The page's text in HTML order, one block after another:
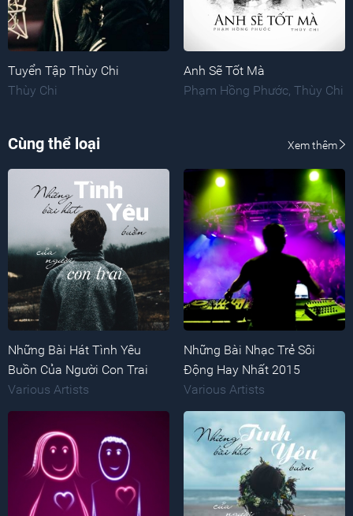
Tuyển Tập Thùy Chi
Thùy Chi
Anh Sẽ Tốt Mà
Phạm Hồng Phước, Thùy Chi
Cùng thể loại Xem thêm
Những Bài Hát Tình Yêu
Buồn Của Người Con Trai
Various Artists
Những Bài Nhạc Trẻ Sôi
Động Hay Nhất 2015
Various Artists